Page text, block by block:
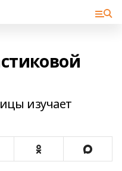
изучает